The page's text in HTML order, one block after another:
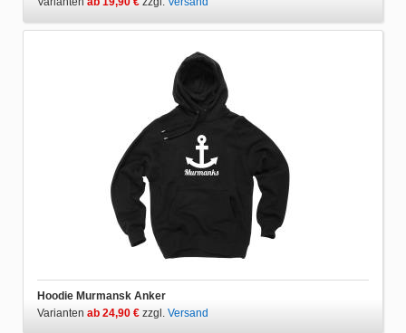
Hoodie Murmansk Anker
Varianten ab 24,90 € zzgl. Versand